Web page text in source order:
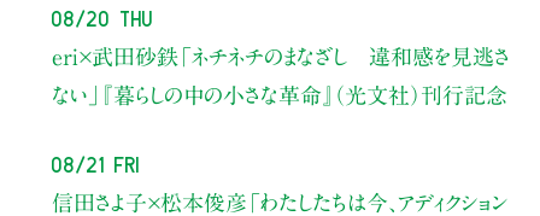
08/20 Thu
eri×武田砂鉄「ネチネチのまなざし 違和感を見逃さ
ない」
『暮らしの中の小さな革命』（光文社）刊行記念
08/21 Fri
信田さよ子×松本俊彦 「わたしたちは今、アディクション